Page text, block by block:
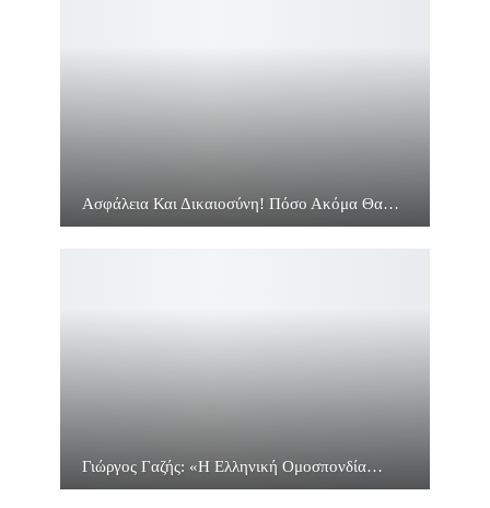
Ασφάλεια Και Δικαιοσύνη! Πόσο Ακόμα Θα…
Γιώργος Γαζής: «Η Ελληνική Ομοσπονδία…